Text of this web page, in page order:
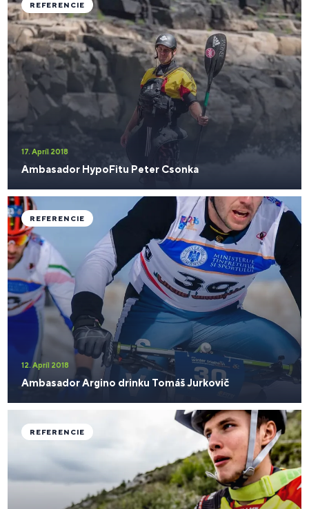
17. Apríl 2018
Ambasador HypoFitu Peter Csonka
REFERENCIE
12. Apríl 2018
Ambasador Argino drinku Tomáš Jurkovič
REFERENCIE
REFERENCIE